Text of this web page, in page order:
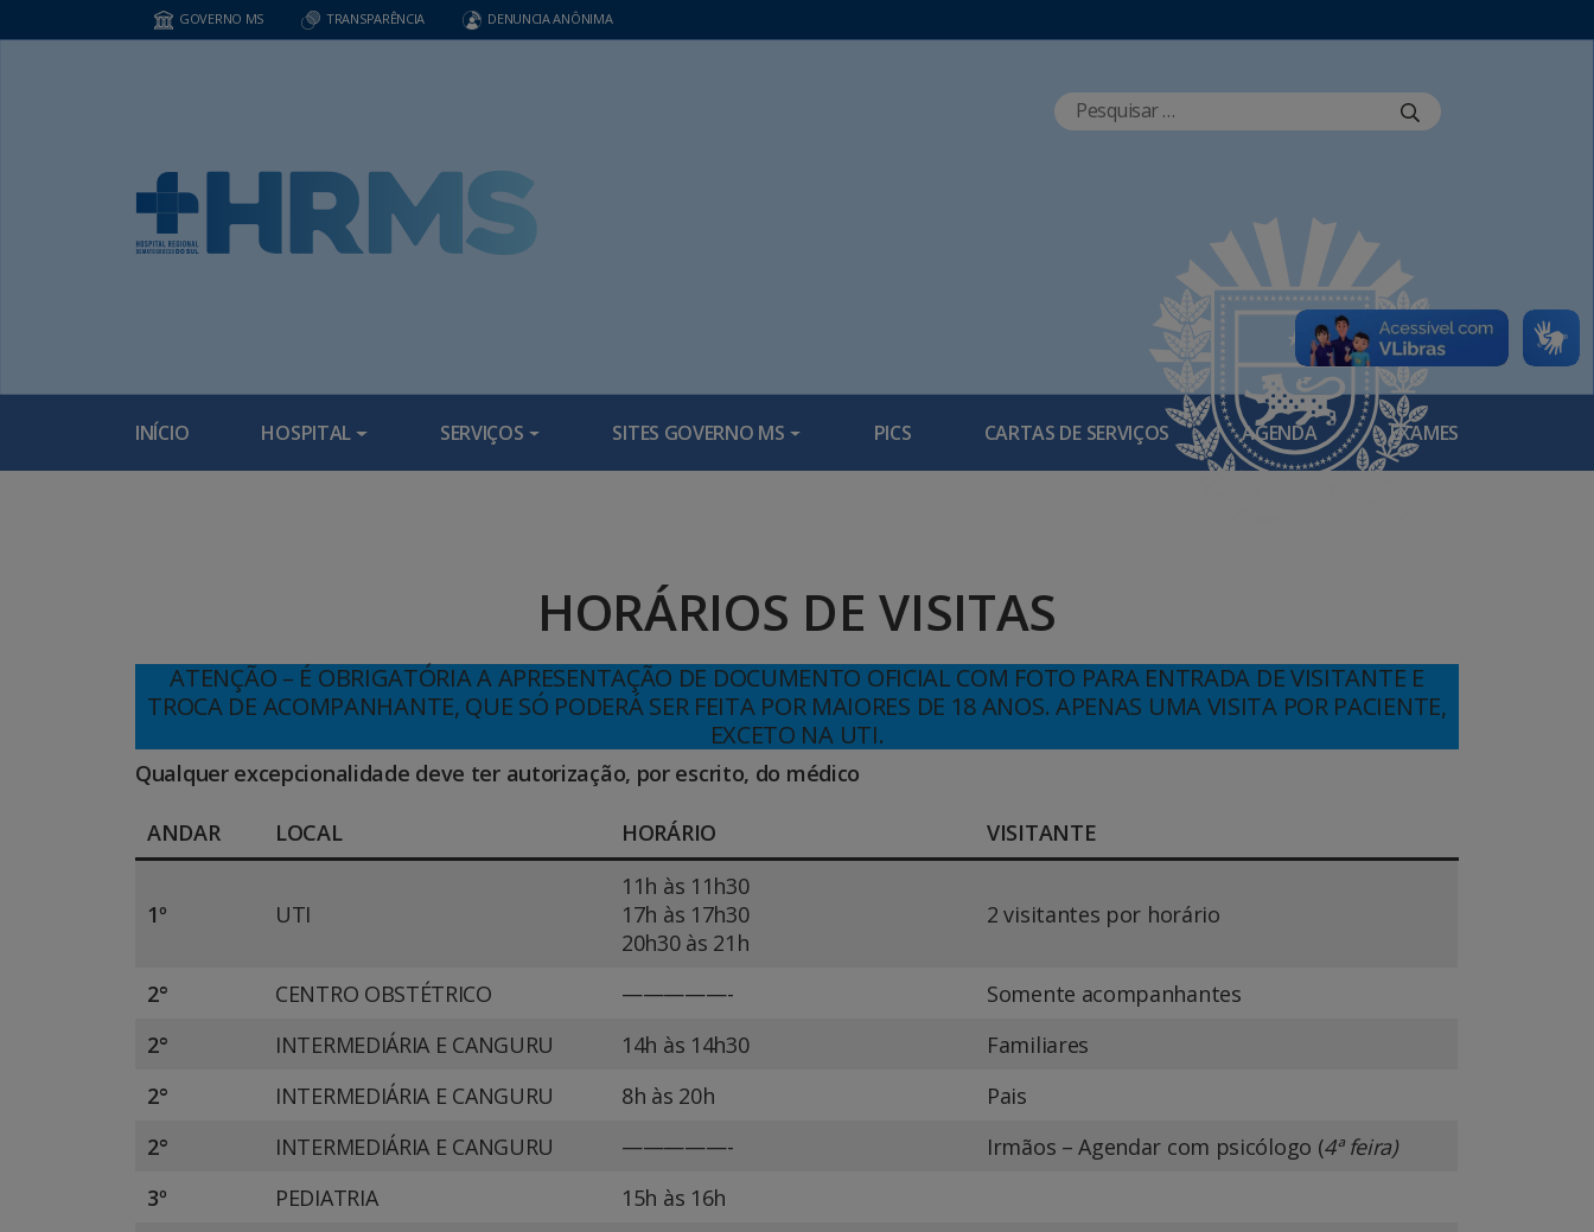
GOVERNO MS TRANSPARÊNCIA DENUNCIA ANÔNIMA
INÍCIO HOSPITAL SERVIÇOS SITES GOVERNO MS PICS CARTAS DE SERVIÇOS AGENDA EXAMES
HORÁRIOS DE VISITAS
ATENÇÃO – É OBRIGATÓRIA A APRESENTAÇÃO DE DOCUMENTO OFICIAL COM FOTO PARA ENTRADA DE VISITANTE E
TROCA DE ACOMPANHANTE, QUE SÓ PODERÁ SER FEITA POR MAIORES DE 18 ANOS. APENAS UMA VISITA POR PACIENTE,
EXCETO NA UTI.
Qualquer excepcionalidade deve ter autorização, por escrito, do médico
ANDAR LOCAL HORÁRIO VISITANTE
1º UTI
11h às 11h30
17h às 17h30
20h30 às 21h
2 visitantes por horário
2° CENTRO OBSTÉTRICO —————-
Somente acompanhantes
2°
INTERMEDIÁRIA E CANGURU 14h às 14h30
Familiares
2°
INTERMEDIÁRIA E CANGURU 8h às 20h
Pais
2°
INTERMEDIÁRIA E CANGURU —————- Irmãos – Agendar com psicólogo (4ª feira)
3º
PEDIATRIA
15h às 16h